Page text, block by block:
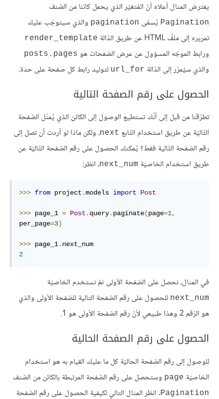
يفترض المثال أعلاه أنّ المُتغيّر الذي يحمل كائنا من الصّنف
Pagination يُسمّى pagination والذي سيتوجّب عليك
تمريره إلى ملفّ HTML عن طريق الدّالة
render_template
ورابط الموجّه المسؤول عن عرض الصّفحات هو posts.pages
والذي سيُمرّر إلى الدّالة url_for لتوليد رابط كل صفحة على حدة.
الحصول على رقم الصفحة التالية
تطرّقنا من قبل إلى أنّك تستطيع الوصول إلى الكائن الذي يُمثّل الصّفحة
التّاليّة عن طريق استخدام التّابع next، ولكن ماذا لو أردت أن تصل إلى
رقم الصّفحة التّالية فقط؟ يُمكنك الحصول على رقم الصّفحة التّاليّة عن
طريق استخدام الخاصيّة next_num، انظر:
>>> from project .models import Post
>>> page_1 = Post . query. paginate(page=1,
per_page=3)
>>> page_1.
2
في المثال، نحصل على الصّفحة الأولى ثمّ نستخدم الخاصيّة
next_num للحصول على رقم الصّفحة التالية للصّفحة الأولى والذي
هو الرّقم 2 وهذا طبيعي لأنّ رقم الصّفحة الأولى هو 1.
الحصول على رقم الصفحة الحالية
للوصول إلى رقم الصّفحة الحاليّة كل ما عليك القيام به هو استخدام
الخاصيّة page وستحصل على رقم الصّفحة المرتبطة بالكائن من الصّنف
Pagination. انظر المثال التالي لكيفية الحصول على رقم الصّفحة